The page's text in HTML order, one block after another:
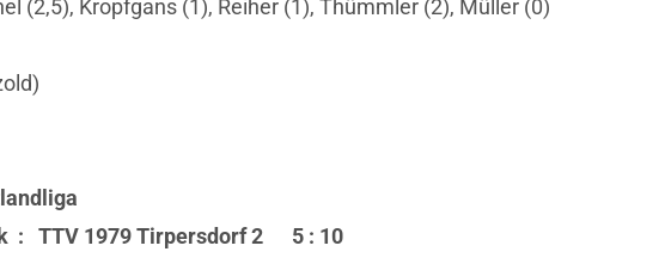
(2,5), Kropfgans (1), Reiher (1), Thümmler (2), Müller (0)
: TTV 1979 Tirpersdorf 2 5 : 10